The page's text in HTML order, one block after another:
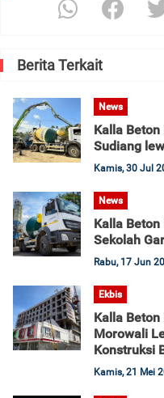
Berita Terkait
News
Kalla
Sudiang
Kamis, 30 Jul
News
Kalla
Sekolah
Rabu, 17 Jun
Ekbis
Kalla
Morowali
Konstruksi
Kamis, 21 Mei